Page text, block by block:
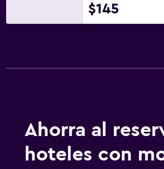
Bañera de hidromasaje
Sistema de entretenimiento
TV de pantalla plana
$145
Ahorra al
hoteles con